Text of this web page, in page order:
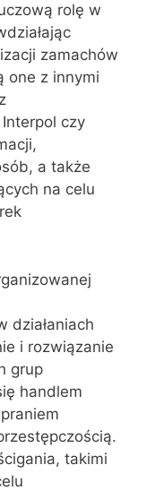
rolę w
zamachów
one z innymi
czy
a także
na celu
działaniach
i rozwiązanie
grup
handlem
takimi